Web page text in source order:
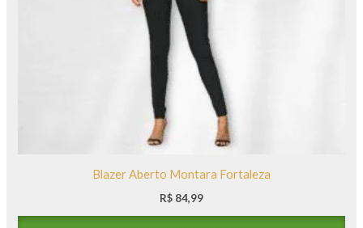
Blazer Aberto Montara Fortaleza
R$ 84,99